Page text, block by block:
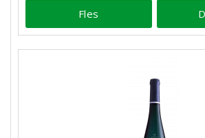
Fles